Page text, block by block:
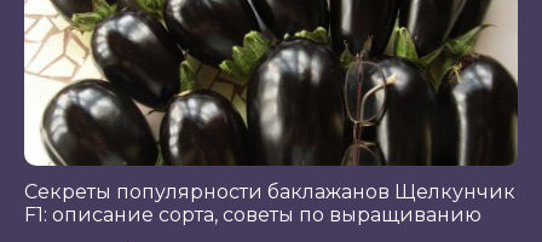
Секреты популярности баклажанов Щелкунчик
F1: описание сорта, советы по выращиванию